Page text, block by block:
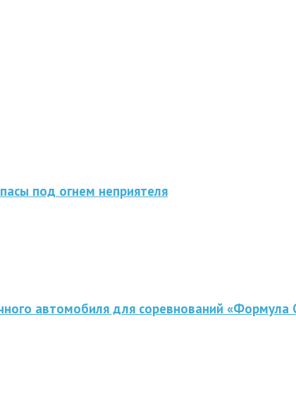
под огнем неприятеля
автомобиля для соревнований «Формула